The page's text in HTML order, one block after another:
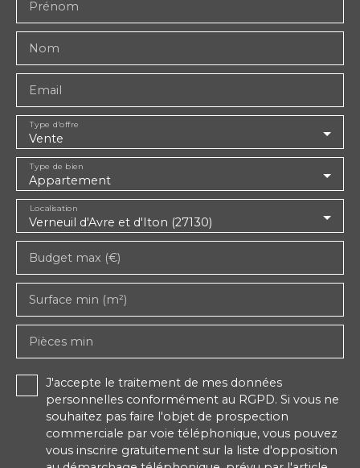
Prénom
Nom
Email
Vente
Type d'offre
Appartement
Type de bien
Verneuil d'Avre et d'Iton (27130)
Localisation
Budget max (€)
Surface min (m²)
Pièces min
J'accepte le traitement de mes données
personnelles conformément au RGPD. Si vous ne
souhaitez pas faire l'objet de prospection
commerciale par voie téléphonique, vous pouvez
vous inscrire gratuitement sur la liste d'opposition